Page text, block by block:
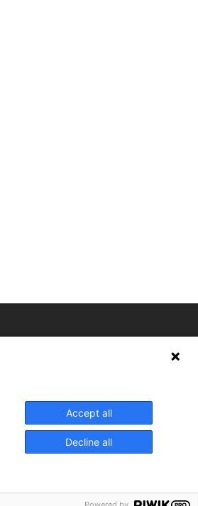
Accept all
Decline all